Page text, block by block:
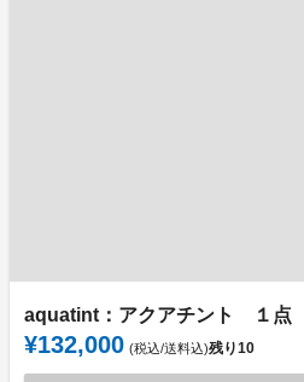
aquatint：アクアチント １点
¥132,000 (税込/送料込)残り10